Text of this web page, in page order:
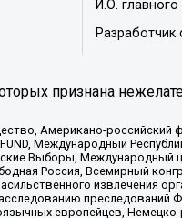
И.О.
Разработчик
признана
Американо-российский
Международный
Выборы, Международный
Россия, Всемирный
извлечения
преследований
европейцев,